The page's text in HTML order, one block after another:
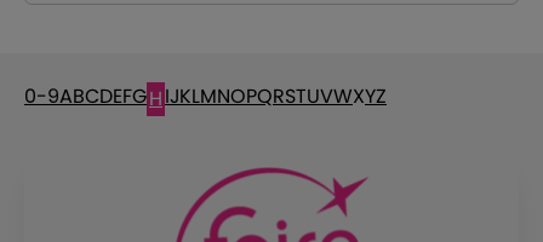
0-9ABCDEFGHIJKLMNOPQRSTUVWXYZ